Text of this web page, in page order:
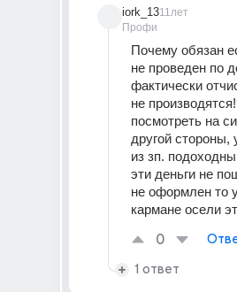
iork_13
Профи
11лет
Почему обязан
не проведен по
фактически
не
посмотреть на
другой стороны,
из зп.
эти деньги не
не оформлен то
кармане осели
0
1 ответ